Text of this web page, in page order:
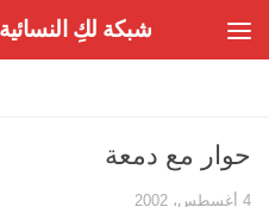
شبكة لكِ النسائية
حوار مع دمعة
4 أغسطس، 2002